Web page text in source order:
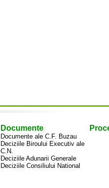
Documente
Documente ale C.F. Buzau
Deciziile Biroului Executiv ale
C.N.
Deciziile Adunarii Generale
Deciziile Consiliului National